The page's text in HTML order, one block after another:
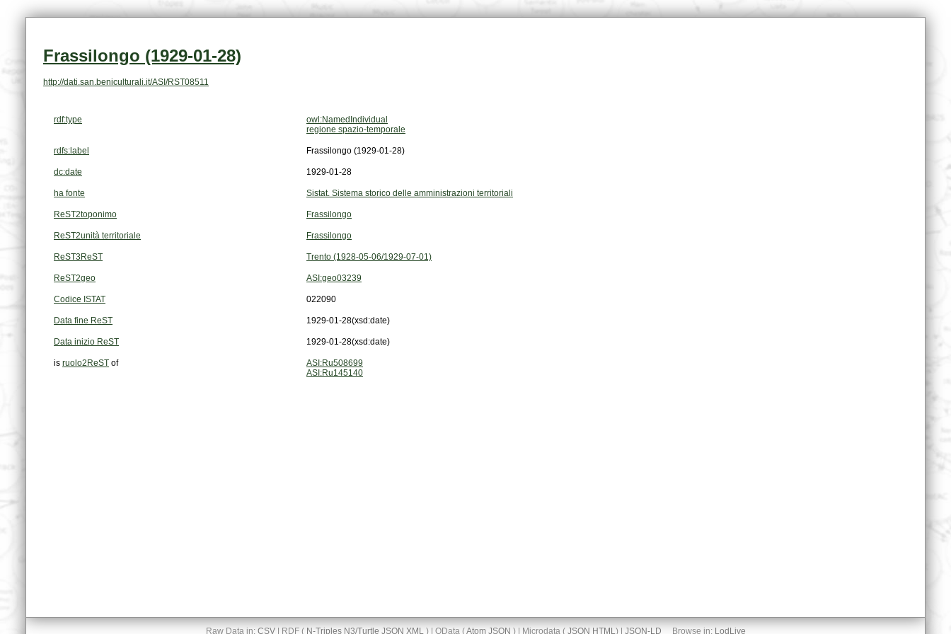
Frassilongo (1929-01-28)
http://dati.san.beniculturali.it/ASI/RST08511
rdf:type
owl:NamedIndividual
regione spazio-temporale
rdfs:label Frassilongo (1929-01-28)
dc:date 1929-01-28
ha fonte Sistat. Sistema storico delle amministrazioni territoriali
ReST2toponimo Frassilongo
ReST2unità territoriale Frassilongo
ReST3ReST Trento (1928-05-06/1929-07-01)
ReST2geo ASI:geo03239
Codice ISTAT 022090
Data fine ReST 1929-01-28(xsd:date)
Data inizio ReST 1929-01-28(xsd:date)
is ruolo2ReST of
ASI:Ru508699
ASI:Ru145140
Raw Data in: CSV| RDF ( N-Triples N3/Turtle JSON XML) | OData (Atom JSON ) | Microdata ( JSON HTML) | JSON-LD Browse in: LodLive